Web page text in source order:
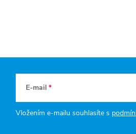
E-mail
Vložením e-mailu souhlasíte s